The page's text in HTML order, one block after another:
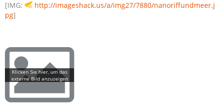
[IMG:
http://imageshack.us/a/img27/7880/nanoriffundmeer.j
pg]